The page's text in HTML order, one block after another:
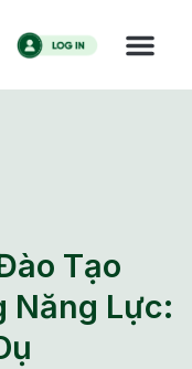
Tạo
Năng Lực: